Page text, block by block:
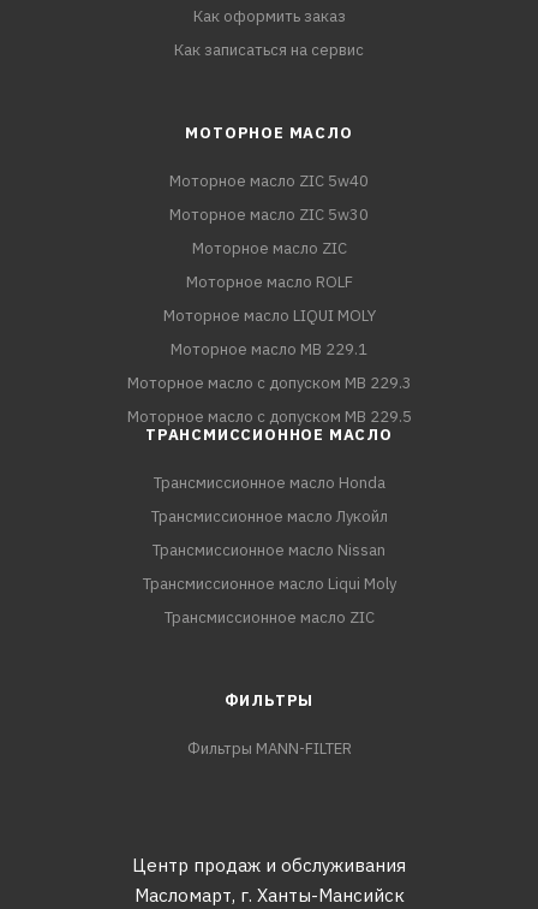
Как оформить заказ
Как записаться на сервис
МОТОРНОЕ МАСЛО
Моторное масло ZIC 5w40
Моторное масло ZIC 5w30
Моторное масло ZIC
Моторное масло ROLF
Моторное масло LIQUI MOLY
Моторное масло MB 229.1
Моторное масло с допуском MB 229.3
Моторное масло с допуском MB 229.5
ТРАНСМИССИОННОЕ МАСЛО
Трансмиссионное масло Honda
Трансмиссионное масло Лукойл
Трансмиссионное масло Nissan
Трансмиссионное масло Liqui Moly
Трансмиссионное масло ZIC
ФИЛЬТРЫ
Фильтры MANN-FILTER
Центр продаж и обслуживания
Масломарт, г. Ханты-Мансийск